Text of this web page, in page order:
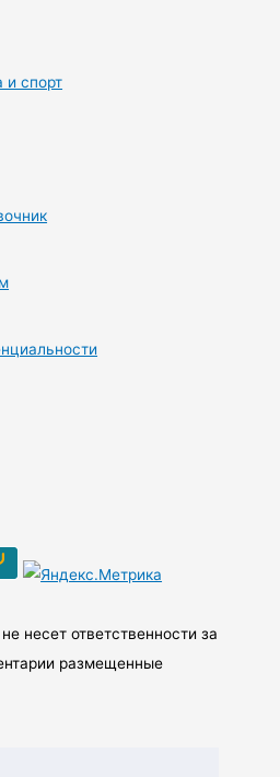
и спорт
несет ответственности за
размещенные